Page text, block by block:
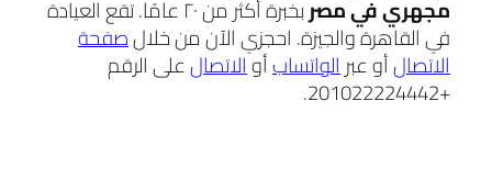
مجهري في مصر بخبرة أكثر من ٢٠ عامًا. تقع العيادة
في القاهرة والجيزة. احجزي الآن من خلالصفحة
الاتصالأو عبرالواتسابأوالاتصالعلى الرقم
+201022224442.